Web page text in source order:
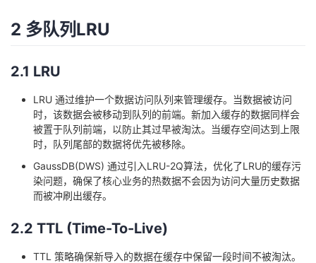
验
收
藏
议
2 多队列LRU
2.1 LRU
LRU 通过维护一个数据访问队列来管理缓存。当数据被访问
时，该数据会被移动到队列的前端。新加入缓存的数据同样会
被置于队列前端，以防止其过早被淘汰。当缓存空间达到上限
时，队列尾部的数据将优先被移除。
GaussDB(DWS) 通过引入LRU-2Q算法，优化了LRU的缓存污
染问题，确保了核心业务的热数据不会因为访问大量历史数据
而被冲刷出缓存。
2.2 TTL (Time-To-Live)
TTL 策略确保新导入的数据在缓存中保留一段时间不被淘汰。